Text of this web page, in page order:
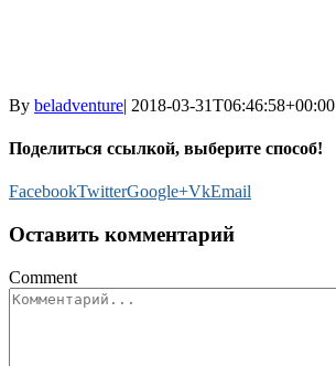
By beladventure| 2018-03-31T06:46:58+00:00
Поделиться ссылкой, выберите способ!
FacebookTwitterGoogle+VkEmail
Оставить комментарий
Comment